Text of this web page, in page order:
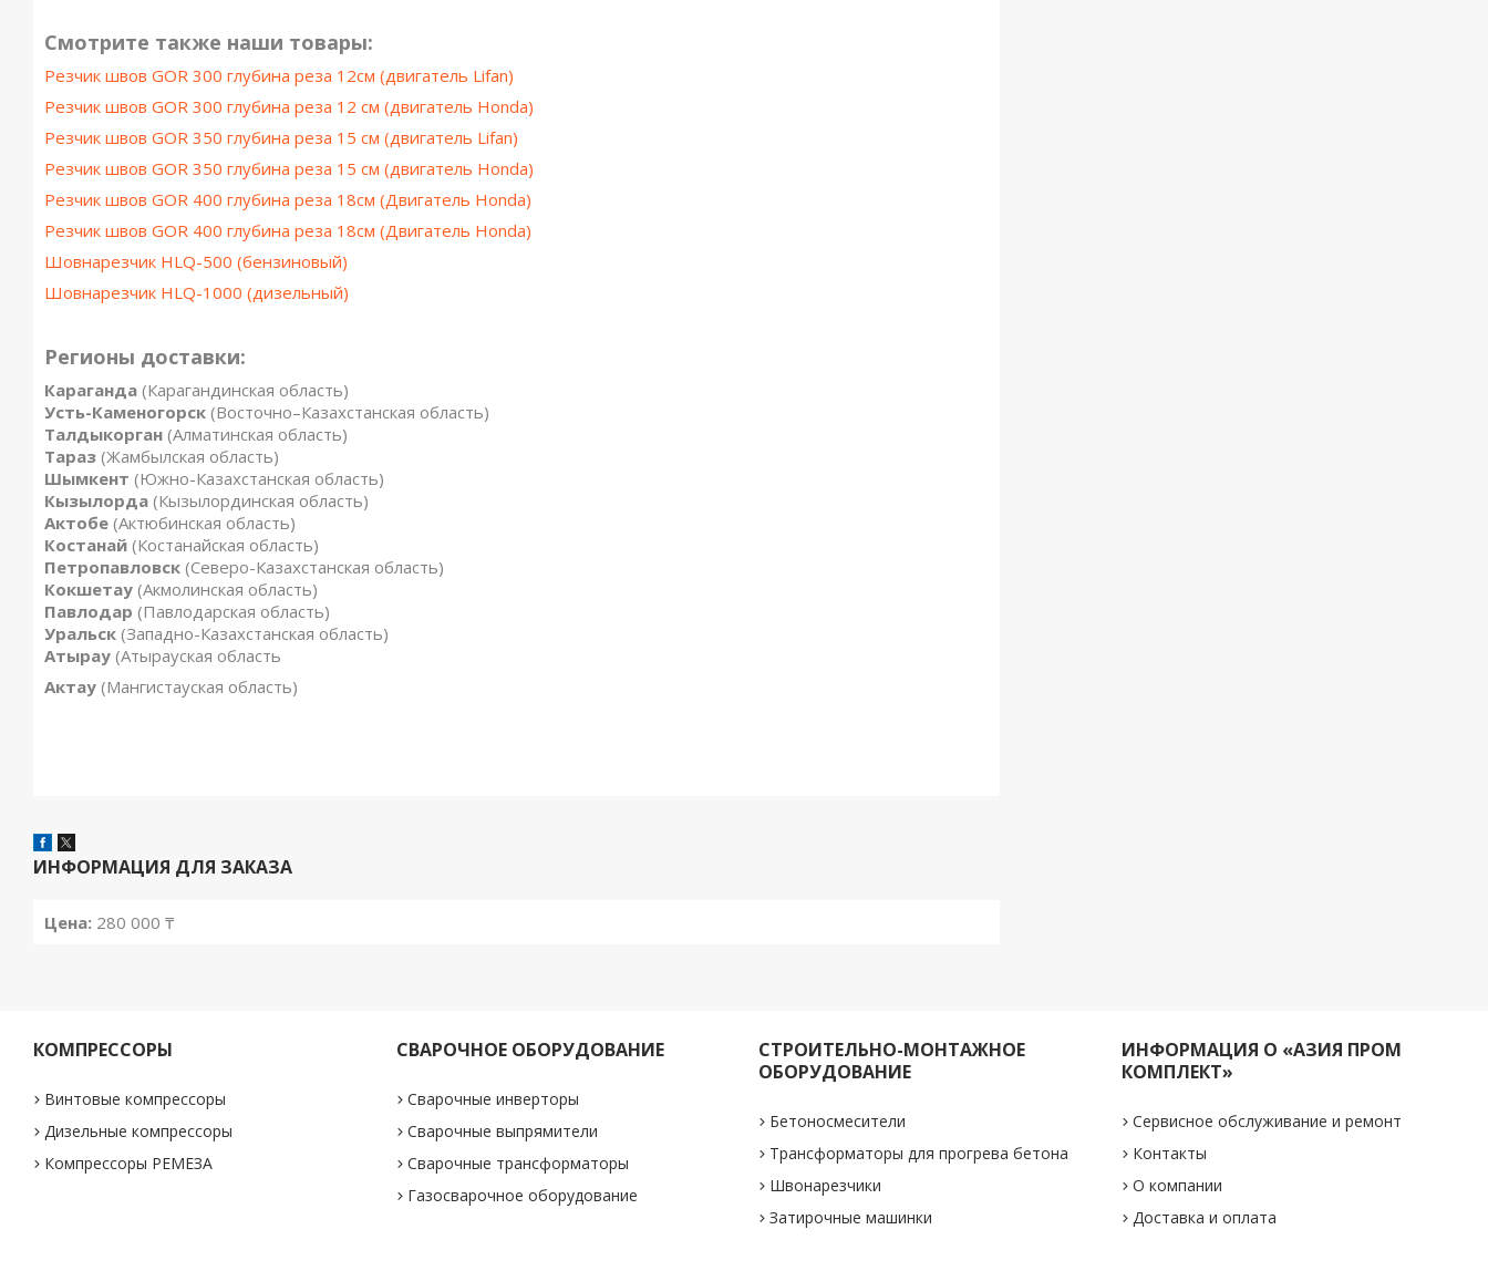
Смотрите также наши товары:
Резчик швов GOR 300 глубина реза 12см (двигатель Lifan)
Резчик швов GOR 300 глубина реза 12 см (двигатель Honda)
Резчик швов GOR 350 глубина реза 15 см (двигатель Lifan)
Резчик швов GOR 350 глубина реза 15 см (двигатель Honda)
Резчик швов GOR 400 глубина реза 18см (Двигатель Honda)
Резчик швов GOR 400 глубина реза 18см (Двигатель Honda)
Шовнарезчик HLQ-500 (бензиновый)
Шовнарезчик HLQ-1000 (дизельный)
Регионы доставки:
Караганда (Карагандинская область)
Усть-Каменогорск (Восточно–Казахстанская область)
Талдыкорган (Алматинская область)
Тараз (Жамбылская область)
Шымкент (Южно-Казахстанская область)
Кызылорда (Кызылординская область)
Актобе (Актюбинская область)
Костанай (Костанайская область)
Петропавловск (Северо-Казахстанская область)
Кокшетау (Акмолинская область)
Павлодар (Павлодарская область)
Уральск (Западно-Казахстанская область)
Атырау (Атырауская область
Актау (Мангистауская область)
ИНФОРМАЦИЯ ДЛЯ ЗАКАЗА
Цена: 280 000 ₸
КОМПРЕССОРЫ
Винтовые компрессоры
Дизельные компрессоры
Компрессоры РЕМЕЗА
СВАРОЧНОЕ ОБОРУДОВАНИЕ
Сварочные инверторы
Сварочные выпрямители
Сварочные трансформаторы
Газосварочное оборудование
СТРОИТЕЛЬНО-МОНТАЖНОЕ
ОБОРУДОВАНИЕ
Бетоносмесители
Трансформаторы для прогрева бетона
Швонарезчики
Затирочные машинки
ИНФОРМАЦИЯ О «АЗИЯ ПРОМ
КОМПЛЕКТ»
Сервисное обслуживание и ремонт
Контакты
О компании
Доставка и оплата